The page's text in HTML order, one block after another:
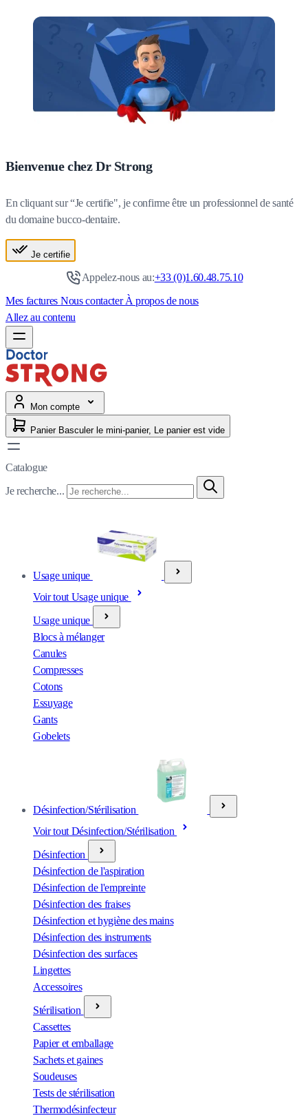
Bienvenue chez Dr Strong
En cliquant sur “Je certifie", je confirme être un professionnel de santé
du domaine bucco-dentaire.
Je certifie
Appelez-nous au:+33 (0)1.60.48.75.10
Mes factures Nous contacterÀ propos de nous
Allez au contenu
Mon compte
Panier Basculer le mini-panier, Le panier est vide
Catalogue
Je recherche...
Usage unique
Voir tout Usage unique
Usage unique
Blocs à mélanger
Canules
Compresses
Cotons
Essuyage
Gants
Gobelets
Désinfection/Stérilisation
Voir tout Désinfection/Stérilisation
Désinfection
Désinfection de l'aspiration
Désinfection de l'empreinte
Désinfection des fraises
Désinfection et hygiène des mains
Désinfection des instruments
Désinfection des surfaces
Lingettes
Accessoires
Stérilisation
Cassettes
Papier et emballage
Sachets et gaines
Soudeuses
Tests de stérilisation
Thermodésinfecteur